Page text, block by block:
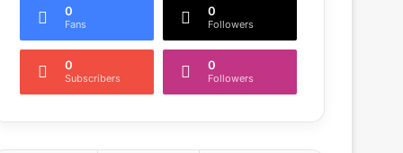
0
Fans
0
Followers
0
Subscribers
0
Followers